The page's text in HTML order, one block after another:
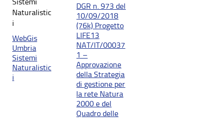
Naturalistic
i
WebGis
Umbria
Sistemi
Naturalistic
i
DGR n. 973 del
10/09/2018
(76k) Progetto
LIFE13
NAT/IT/00037
1 –
Approvazione
della Strategia
di gestione per
la rete Natura
2000 e del
Quadro delle